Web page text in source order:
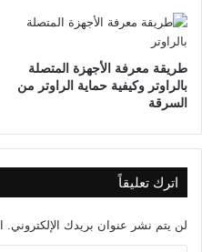
طريقة معرفة الأجهزة المتصلة
بالراوتر وكيفية حماية الراوتر من
السرقة
اترك تعليقاً
لن يتم نشر عنوان بريدك الإلكتروني.